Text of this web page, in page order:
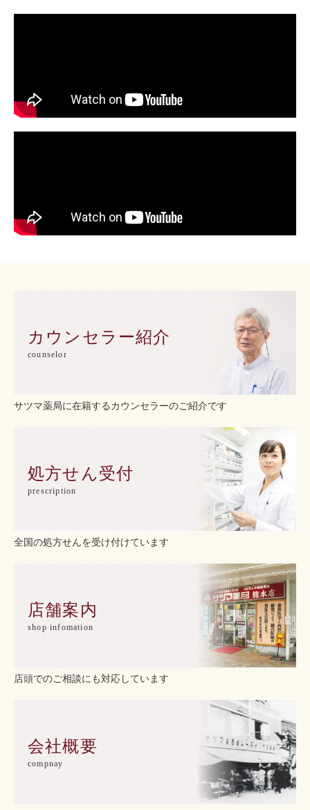
カウンセラー紹介
counselor
サツマ薬局に在籍するカウンセラーのご紹介です
処方せん受付
prescription
全国の処方せんを受け付けています
店舗案内
shop infomation
店頭でのご相談にも対応しています
会社概要
compnay